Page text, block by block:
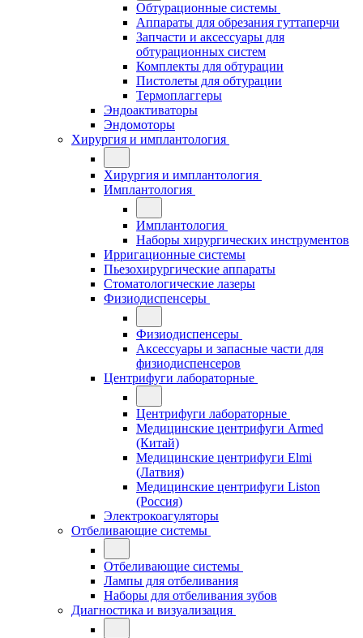
Обтурационные системы
Аппараты для обрезания гуттаперчи
Запчасти и аксессуары для
обтурационных систем
Комплекты для обтурации
Пистолеты для обтурации
Термоплаггеры
Эндоактиваторы
Эндомоторы
Хирургия и имплантология
Хирургия и имплантология
Имплантология
Имплантология
Наборы хирургических инструментов
Ирригационные системы
Пьезохирургические аппараты
Стоматологические лазеры
Физиодиспенсеры
Физиодиспенсеры
Аксессуары и запасные части для
физиодиспенсеров
Центрифуги лабораторные
Центрифуги лабораторные
Медицинские центрифуги Armed
(Китай)
Медицинские центрифуги Elmi
(Латвия)
Медицинские центрифуги Liston
(Россия)
Электрокоагуляторы
Отбеливающие системы
Отбеливающие системы
Лампы для отбеливания
Наборы для отбеливания зубов
Диагностика и визуализация